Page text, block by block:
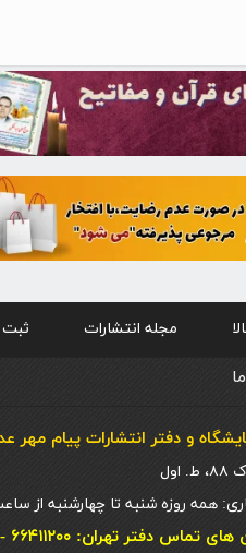
مجله انتشارات
و دفتر انتشارات پيام مهر
شنبه تا چهارشنبه از ساعت ۹ صبح الی ۱۷ عصر و پنج شنبه ها تا ۱۲
دفتر تهران: ۶۶۴۱۱۲۰۰ - ۶۶۴۱۱۳۰۰ - ۶۶۴۰۵۶۰۰ - ۰۲۱